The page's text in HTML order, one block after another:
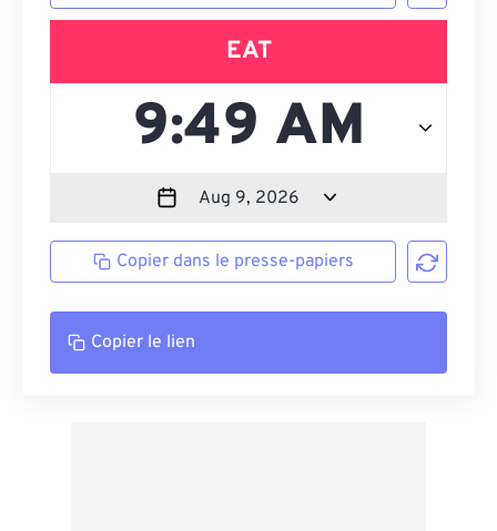
EAT
Copier dans le presse-papiers
Copier le lien